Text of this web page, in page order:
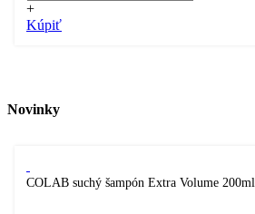
+
Kúpiť
Novinky
COLAB suchý šampón Extra Volume 200ml